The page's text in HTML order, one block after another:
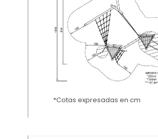
*Cotas expresadas en cm